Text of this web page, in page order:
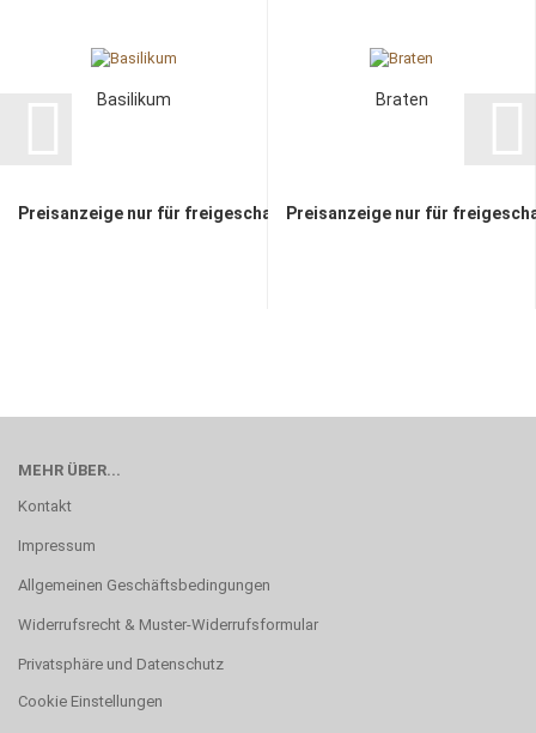
Basilikum
Preisanzeige nur für freigeschaltete Kunden
Braten
Preisanzeige nur für
MEHR ÜBER...
Kontakt
Impressum
Allgemeinen Geschäftsbedingungen
Widerrufsrecht & Muster-Widerrufsformular
Privatsphäre und Datenschutz
Cookie Einstellungen